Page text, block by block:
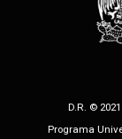
D.R. ©
Programa